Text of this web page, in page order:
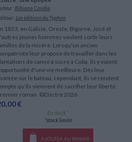
Critique et histoire littéraire
Littérature ancienne et médiévale
Audio - Livres lus
Humour
Biographies historiques
Histoire des pays
Géographie
: Bibiana Candia
: Les éditions du Typhon
1853, en Galicie, Oreste, Bigorne, José et
jeunes hommes veulent sortir leurs
de la misère. Lorsqu'un ancien
leur propose de travailler dans les
de canne à sucre à Cuba, ils y voient
d'une vie meilleure. Dès leur
sur le bateau, cependant, ils se rendent
qu'ils viennent de sacrifier leur liberté.
roman. ©Electre 2026
€
En stock *
*stock limité
AJOUTER AU PANIER